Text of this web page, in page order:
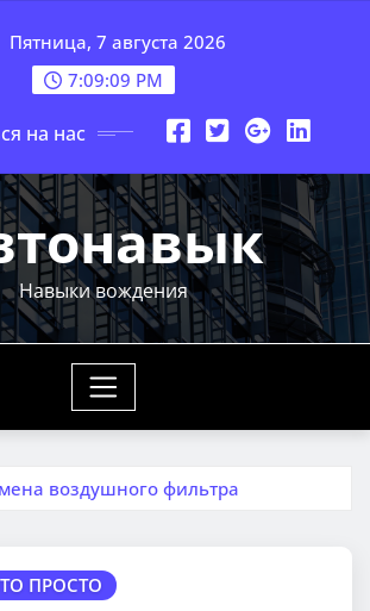
Пятница, 7 августа 2026
7:09:11 PM
на нас
Навыки вождения
воздушного фильтра
ПРОСТО